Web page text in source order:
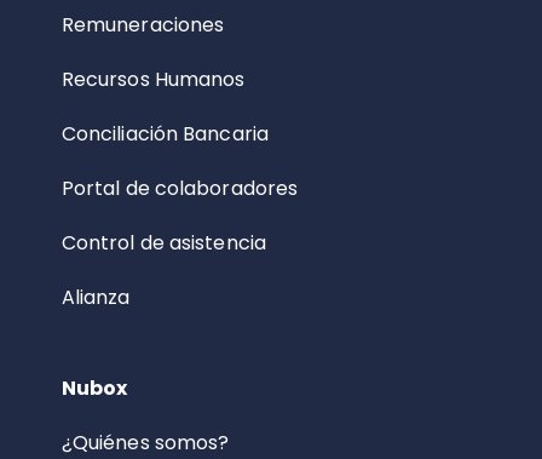
Remuneraciones
Recursos Humanos
Conciliación Bancaria
Portal de colaboradores
Control de asistencia
Alianza
Nubox
¿Quiénes somos?